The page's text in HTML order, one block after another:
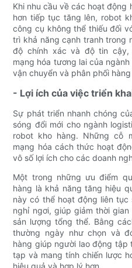
Khi nhu cầu về các hoạt động
hơn tiếp tục tăng lên, robot
công cụ không thể thiếu đối
trì khả năng cạnh tranh trong
độ chính xác và độ tin
mạng hóa tương lai của
vận chuyển và phân phối
- Lợi ích của việc triển
Sự phát triển nhanh chóng
sóng đổi mới cho ngành
robot kho hàng. Những cỗ
mạng hóa cách thức hoạt
vô số lợi ích cho các doanh
Một trong những ưu điểm
hàng là khả năng tăng hiệu
này có thể hoạt động liên
nghỉ ngơi, giúp giảm thời
sản lượng tổng thể. Bằng
thường ngày như chọn và
hàng giúp người lao động
tạp và mang tính chiến lược
hiệu quả và hợp lý hơn.